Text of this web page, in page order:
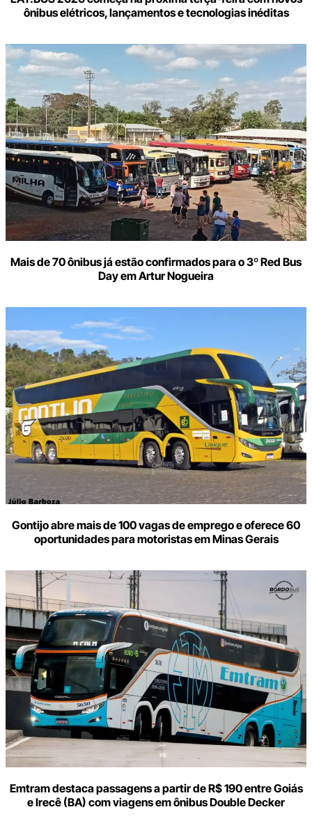
ônibus elétricos, lançamentos e tecnologias inéditas
Mais de 70 ônibus já estão confirmados para o 3º Red Bus
Day em Artur Nogueira
Gontijo abre mais de 100 vagas de emprego e oferece 60
oportunidades para motoristas em Minas Gerais
Emtram destaca passagens a partir de R$ 190 entre Goiás
e Irecê (BA) com viagens em ônibus Double Decker